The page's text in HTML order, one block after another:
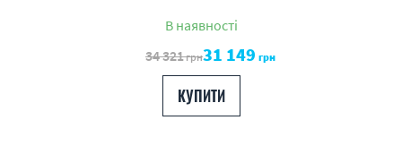
В наявності
34 321грн31 149 грн
КУПИТИ